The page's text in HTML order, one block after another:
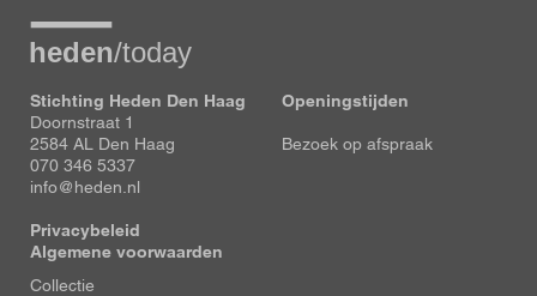
Stichting Heden Den Haag
Doornstraat 1
2584 AL Den Haag
070 346 5337
info@heden.nl
Privacybeleid
Algemene voorwaarden
Openingstijden
Bezoek op afspraak
Collectie